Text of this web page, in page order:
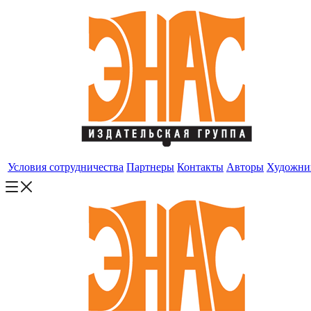
Условия сотрудничества Партнеры Контакты Авторы